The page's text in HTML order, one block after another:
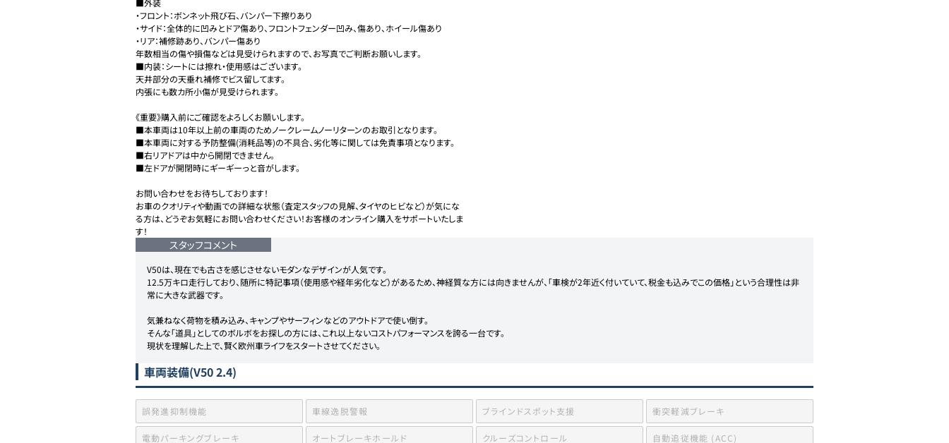
■外装
・フロント：ボンネット飛び石、バンパー下擦りあり
・サイド：全体的に凹みとドア傷あり、フロントフェンダー凹み、傷あり、ホイール傷あり
・リア：補修跡あり、バンパー傷あり
年数相当の傷や損傷などは見受けられますので、お写真でご判断お願いします。
■内装：シートには擦れ・使用感はございます。
天井部分の天垂れ補修でビス留してます。
内張にも数カ所小傷が見受けられます。
《重要》購入前にご確認をよろしくお願いします。
■本車両は10年以上前の車両のためノークレームノーリターンのお取引となります。
■本車両に対する予防整備(消耗品等)の不具合、劣化等に関しては免責事項となります。
■右リアドアは中から開閉できません。
■左ドアが開閉時にギーギーっと音がします。
お問い合わせをお待ちしております！
お車のクオリティや動画での詳細な状態（査定スタッフの見解、タイヤのヒビなど）が気にな
る方は、どうぞお気軽にお問い合わせください！お客様のオンライン購入をサポートいたしま
す！
スタッフコメント
V50は、現在でも古さを感じさせないモダンなデザインが人気です。
12.5万キロ走行しており、随所に特記事項（使用感や経年劣化など）があるため、神経質な方には向きませんが、「車検が2年近く付いていて、税金も込みでこの価格」という合理性は非
常に大きな武器です。
気兼ねなく荷物を積み込み、キャンプやサーフィンなどのアウトドアで使い倒す。
そんな「道具」としてのボルボをお探しの方には、これ以上ないコストパフォーマンスを誇る一台です。
現状を理解した上で、賢く欧州車ライフをスタートさせてください。
車両装備(V50 2.4)
誤発進抑制機能 車線逸脱警報 ブラインドスポット支援 衝突軽減ブレーキ
電動パーキングブレーキ オートブレーキホールド クルーズコントロール 自動追従機能 (ACC)